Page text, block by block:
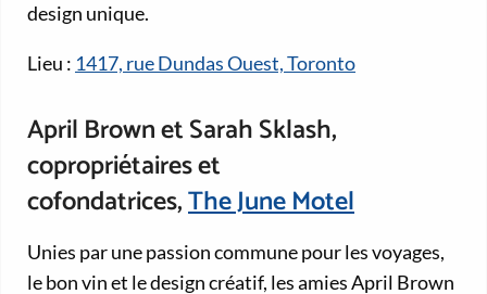
design unique.
Lieu : 1417, rue Dundas Ouest, Toronto
April Brown et Sarah Sklash,
copropriétaires et
cofondatrices,The June Motel
Unies par une passion commune pour les voyages,
le bon vin et le design créatif, les amies April Brown